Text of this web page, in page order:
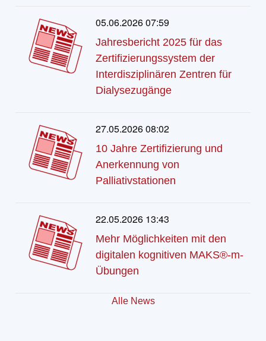
05.06.2026 07:59
Jahresbericht 2025 für das
Zertifizierungssystem der
Interdisziplinären Zentren für
Dialysezugänge
27.05.2026 08:02
10 Jahre Zertifizierung und
Anerkennung von
Palliativstationen
22.05.2026 13:43
Mehr Möglichkeiten mit den
digitalen kognitiven MAKS®-m-
Übungen
Alle News